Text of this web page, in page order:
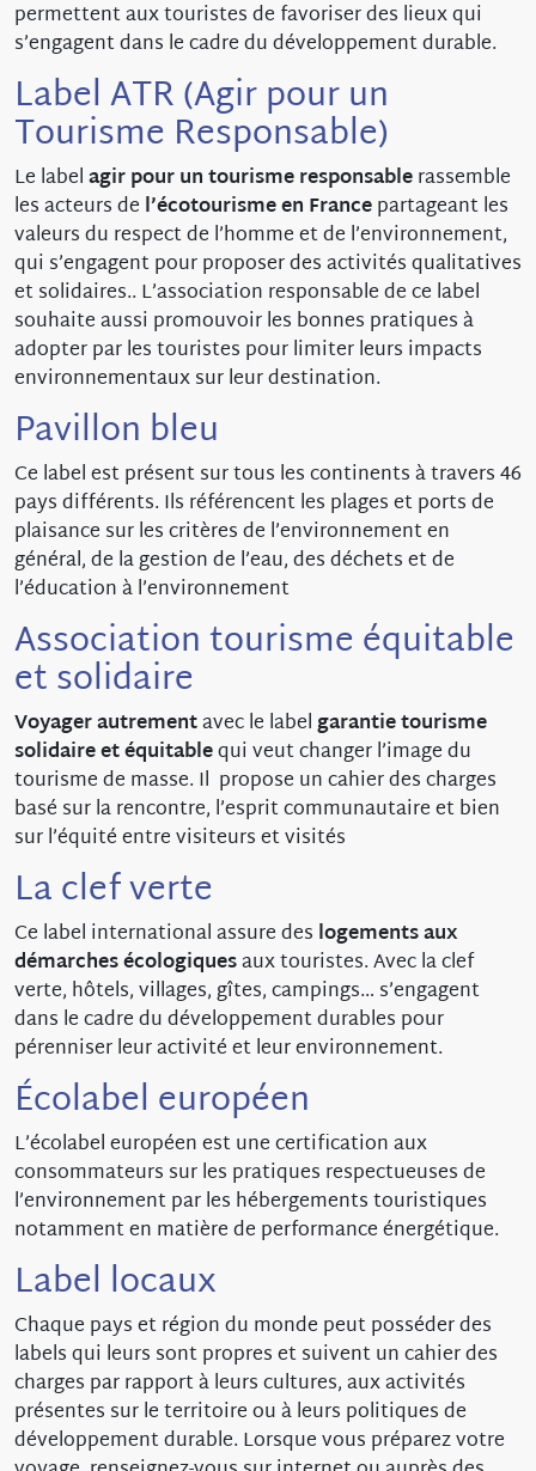
permettent aux touristes de favoriser des lieux qui
s’engagent dans le cadre du développement durable.
Label ATR (Agir pour un
Tourisme Responsable)
Le labelagir pour un tourisme responsablerassemble
les acteurs de l’écotourisme en Francepartageant les
valeurs du respect de l’homme et de l’environnement,
qui s’engagent pour proposer des activités qualitatives
et solidaires.. L’association responsable de ce label
souhaite aussi promouvoir les bonnes pratiques à
adopter par les touristes pour limiter leurs impacts
environnementaux sur leur destination.
Pavillon bleu
Ce label est présent sur tous les continents à travers 46
pays différents. Ils référencent les plages et ports de
plaisance sur les critères de l’environnement en
général, de la gestion de l’eau, des déchets et de
l’éducation à l’environnement
Association tourisme équitable
et solidaire
Voyager autrementavec le labelgarantie tourisme
solidaire et équitablequi veut changer l’image du
tourisme de masse. Il propose un cahier des charges
basé sur la rencontre, l’esprit communautaire et bien
sur l’équité entre visiteurs et visités
La clef verte
Ce label international assure des logements aux
démarches écologiquesaux touristes. Avec la clef
verte, hôtels, villages, gîtes, campings… s’engagent
dans le cadre du développement durables pour
pérenniser leur activité et leur environnement.
Écolabel européen
L’écolabel européen est une certification aux
consommateurs sur les pratiques respectueuses de
l’environnement par les hébergements touristiques
notamment en matière de performance énergétique.
Label locaux
Chaque pays et région du monde peut posséder des
labels qui leurs sont propres et suivent un cahier des
charges par rapport à leurs cultures, aux activités
présentes sur le territoire ou à leurs politiques de
développement durable. Lorsque vous préparez votre